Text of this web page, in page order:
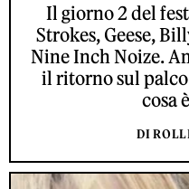
Il giorno 2 del
Strokes, Geese,
Nine Inch Noize.
il ritorno sul
cosa
DI